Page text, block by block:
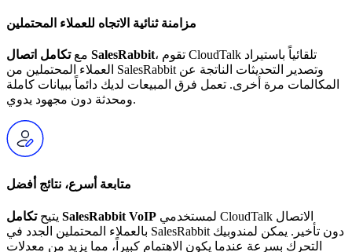
مزامنة ثنائية الاتجاه للعملاء المحتملين
مع تكامل اتصال SalesRabbit، تقوم CloudTalk تلقائياً باستيراد
العملاء المحتملين من SalesRabbit وتصدير التحديثات الناتجة عن
المكالمات مرة أخرى. تعمل فرق المبيعات لديك دائماً ببيانات كاملة
ومحدثة دون مجهود يدوي.
متابعة أسرع، نتائج أفضل
يتيح تكامل SalesRabbit VoIP
بالعملاء المحتملين الجدد في SalesRabbit دون تأخير. يمكن لمندوبيك
التحرك بسرعة عندما يكون الاهتمام كبيراً، مما يزيد من معدلات